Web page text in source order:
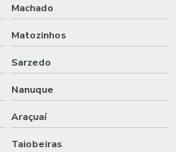
Machado
Matozinhos
Sarzedo
Nanuque
Araçuaí
Taiobeiras